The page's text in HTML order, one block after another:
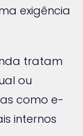
exigência
tratam
ou
como e-
internos